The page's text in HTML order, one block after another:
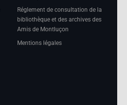
Réglement de consultation de la
bibliothèque et des archives des
Amis de Montluçon
Mentions légales